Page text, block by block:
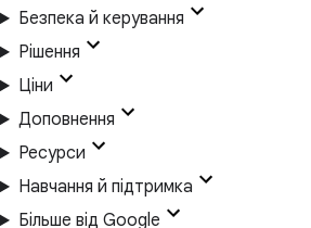
Безпека й керування
Рішення
Ціни
Доповнення
Ресурси
Навчання й підтримка
Більше від Google